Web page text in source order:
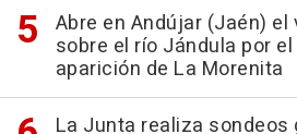
Abre en Andújar (Jaén) el
sobre el río Jándula por
aparición de La Morenita
La Junta realiza